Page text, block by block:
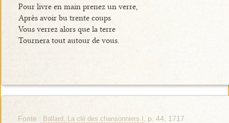
Pour livre en main prenez un verre,
Après avoir bu trente coups
Vous verrez alors que la terre
Tournera tout autour de vous.
Fonte : Ballard, La clé des chansonniers I , p. 44, 1717